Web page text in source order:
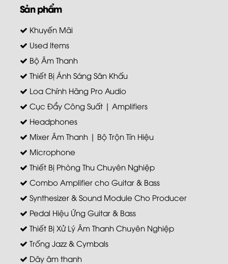
Sản phẩm
Khuyến Mãi
Used Items
Bộ Âm Thanh
Thiết Bị Ánh Sáng Sân Khấu
Loa Chính Hãng Pro Audio
Cục Đẩy Công Suất | Amplifiers
Headphones
Mixer Âm Thanh | Bộ Trộn Tín Hiệu
Microphone
Thiết Bị Phòng Thu Chuyên Nghiệp
Combo Amplifier cho Guitar & Bass
Synthesizer & Sound Module Cho Producer
Pedal Hiệu Ứng Guitar & Bass
Thiết Bị Xử Lý Âm Thanh Chuyên Nghiệp
Trống Jazz & Cymbals
Dây âm thanh